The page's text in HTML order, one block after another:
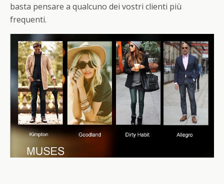
basta pensare a qualcuno dei vostri clienti più
frequenti.